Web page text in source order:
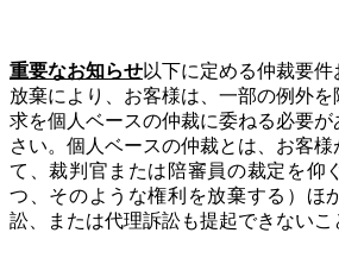
重要なお知らせ以下に定める仲裁要
放棄により、お客様は、一部の例外
求を個人ベースの仲裁に委ねる必要
さい。個人ベースの仲裁とは、お客
て、裁判官または陪審員の裁定を仰
つ、そのような権利を放棄する）ほ
訟、または代理訴訟も提起できないこ